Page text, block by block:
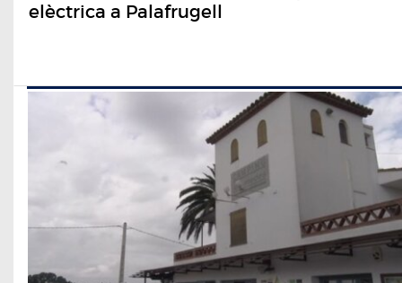
elèctrica a Palafrugell